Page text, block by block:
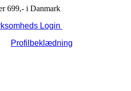
699,- i Danmark
Login
Profilbeklædning